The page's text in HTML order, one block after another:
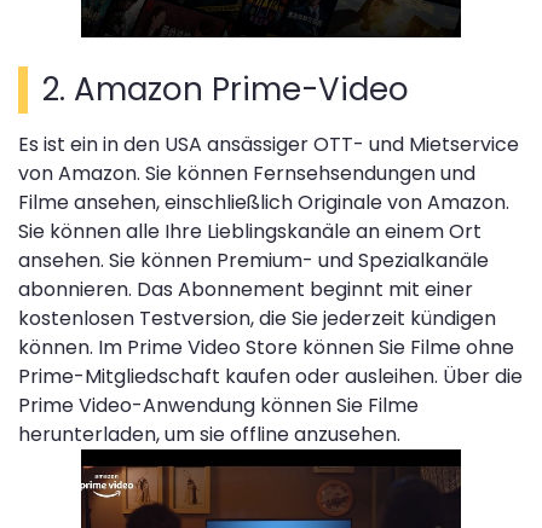
2. Amazon Prime-Video
Es ist ein in den USA ansässiger OTT- und Mietservice
von Amazon. Sie können Fernsehsendungen und
Filme ansehen, einschließlich Originale von Amazon.
Sie können alle Ihre Lieblingskanäle an einem Ort
ansehen. Sie können Premium- und Spezialkanäle
abonnieren. Das Abonnement beginnt mit einer
kostenlosen Testversion, die Sie jederzeit kündigen
können. Im Prime Video Store können Sie Filme ohne
Prime-Mitgliedschaft kaufen oder ausleihen. Über die
Prime Video-Anwendung können Sie Filme
herunterladen, um sie offline anzusehen.